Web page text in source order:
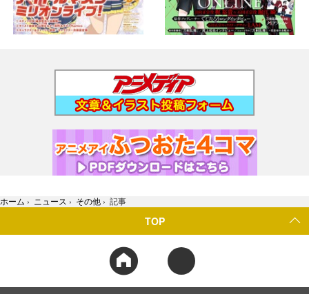
ホーム › ニュース › その他 › 記事
TOP